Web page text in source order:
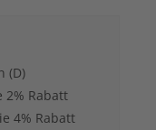
(D)
2% Rabatt
4% Rabatt